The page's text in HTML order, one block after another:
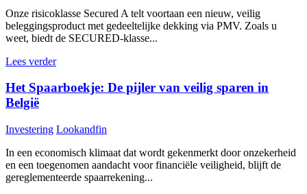
Onze risicoklasse Secured A telt voortaan een nieuw, veilig
beleggingsproduct met gedeeltelijke dekking via PMV. Zoals u
weet, biedt de SECURED-klasse...
Lees verder
Het Spaarboekje: De pijler van veilig sparen in
België
Investering Lookandfin
In een economisch klimaat dat wordt gekenmerkt door onzekerheid
en een toegenomen aandacht voor financiële veiligheid, blijft de
gereglementeerde spaarrekening...